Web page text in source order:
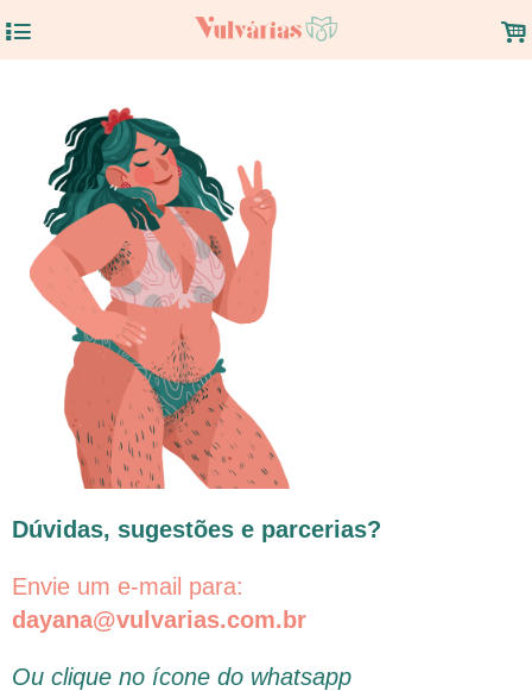
4 .
Dúvidas, sugestões e parcerias?
Envie um e-mail para:
dayana@vulvarias.com.br
Ou clique no ícone do whatsapp